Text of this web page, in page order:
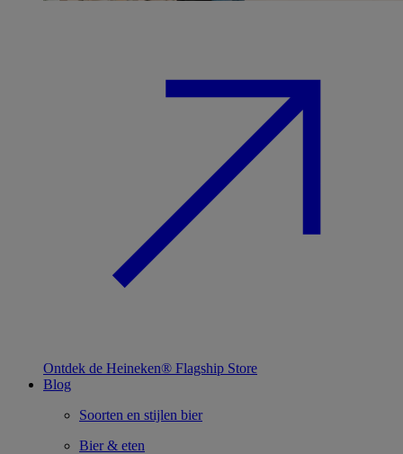
Ontdek de Heineken® Flagship Store
Blog
Soorten en stijlen bier
Bier & eten